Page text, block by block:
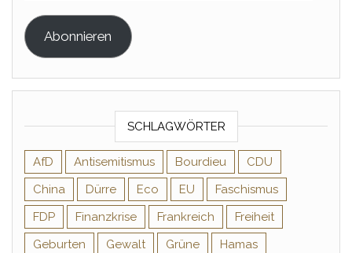
Abonnieren
SCHLAGWÖRTER
AfD Antisemitismus Bourdieu
CDU
China
Dürre Eco EU
Faschismus
FDP
Finanzkrise Frankreich
Freiheit
Geburten
Gewalt Grüne
Hamas